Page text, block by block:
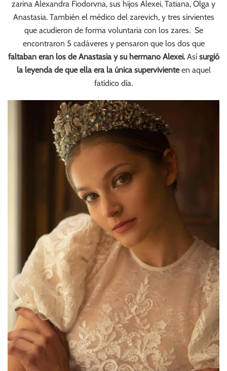
zarina Alexandra Fiodorvna, sus hijos Alexei, Tatiana, Olga y
Anastasia. También el médico del zarevich, y tres sirvientes
que acudieron de forma voluntaria con los zares. Se
encontraron 5 cadáveres y pensaron que los dos que
faltaban eran los de Anastasia y su hermano Alexei.Asísurgió
la leyenda de que ella era la única supervivienteen aquel
fatídico día.